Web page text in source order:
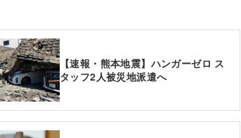
【速報・熊本地震】ハンガーゼロ ス
タッフ2人被災地派遣へ